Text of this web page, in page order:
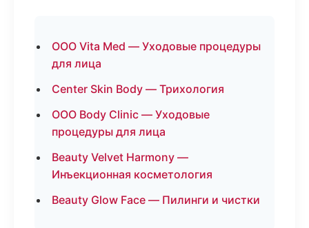
ООО Vita Med — Уходовые процедуры
для лица
Center Skin Body — Трихология
ООО Body Clinic — Уходовые
процедуры для лица
Beauty Velvet Harmony —
Инъекционная косметология
Beauty Glow Face — Пилинги и чистки